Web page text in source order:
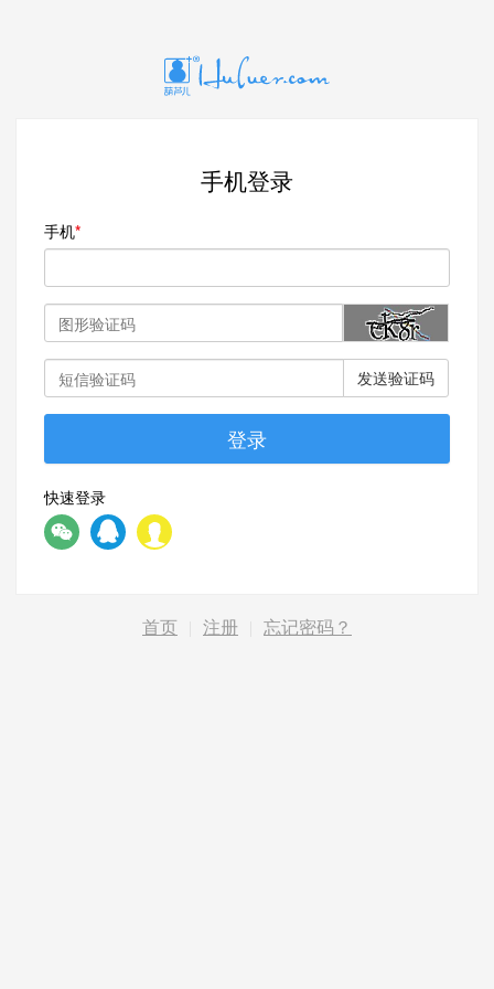
手机登录
手机
发送验证码
登录
快速登录
首页 注册 忘记密码？